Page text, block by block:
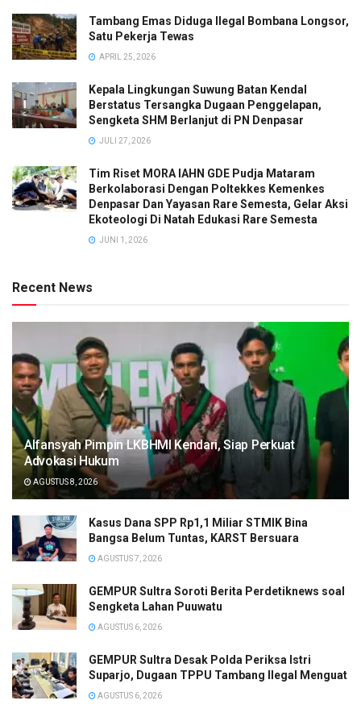
Tambang Emas Diduga Ilegal Bombana Longsor,
Satu Pekerja Tewas
APRIL 25, 2026
Kepala Lingkungan Suwung Batan Kendal
Berstatus Tersangka Dugaan Penggelapan,
Sengketa SHM Berlanjut di PN Denpasar
JULI 27, 2026
Tim Riset MORA IAHN GDE Pudja Mataram
Berkolaborasi Dengan Poltekkes Kemenkes
Denpasar Dan Yayasan Rare Semesta, Gelar Aksi
Ekoteologi Di Natah Edukasi Rare Semesta
JUNI 1, 2026
Recent News
Alfansyah Pimpin LKBHMI Kendari, Siap Perkuat
Advokasi Hukum
AGUSTUS 8, 2026
Kasus Dana SPP Rp1,1 Miliar STMIK Bina
Bangsa Belum Tuntas, KARST Bersuara
AGUSTUS 7, 2026
GEMPUR Sultra Soroti Berita Perdetiknews soal
Sengketa Lahan Puuwatu
AGUSTUS 6, 2026
GEMPUR Sultra Desak Polda Periksa Istri
Suparjo, Dugaan TPPU Tambang Ilegal Menguat
AGUSTUS 6, 2026